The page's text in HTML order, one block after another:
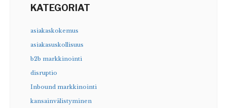
KATEGORIAT
asiakaskokemus
asiakasuskollisuus
b2b markkinointi
disruptio
Inbound markkinointi
kansainvälistyminen